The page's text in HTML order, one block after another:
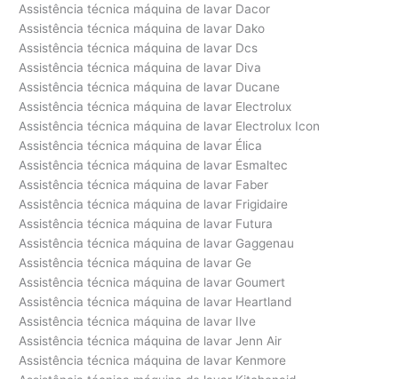
Assistência técnica máquina de lavar Dacor
Assistência técnica máquina de lavar Dako
Assistência técnica máquina de lavar Dcs
Assistência técnica máquina de lavar Diva
Assistência técnica máquina de lavar Ducane
Assistência técnica máquina de lavar Electrolux
Assistência técnica máquina de lavar Electrolux Icon
Assistência técnica máquina de lavar Élica
Assistência técnica máquina de lavar Esmaltec
Assistência técnica máquina de lavar Faber
Assistência técnica máquina de lavar Frigidaire
Assistência técnica máquina de lavar Futura
Assistência técnica máquina de lavar Gaggenau
Assistência técnica máquina de lavar Ge
Assistência técnica máquina de lavar Goumert
Assistência técnica máquina de lavar Heartland
Assistência técnica máquina de lavar Ilve
Assistência técnica máquina de lavar Jenn Air
Assistência técnica máquina de lavar Kenmore